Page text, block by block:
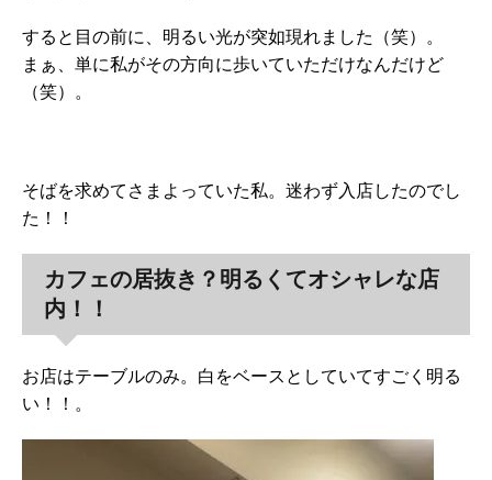
すると目の前に、明るい光が突如現れました（笑）。
まぁ、単に私がその方向に歩いていただけなんだけど
（笑）。
そばを求めてさまよっていた私。迷わず入店したのでし
た！！
カフェの居抜き？明るくてオシャレな店
内！！
お店はテーブルのみ。白をベースとしていてすごく明る
い！！。